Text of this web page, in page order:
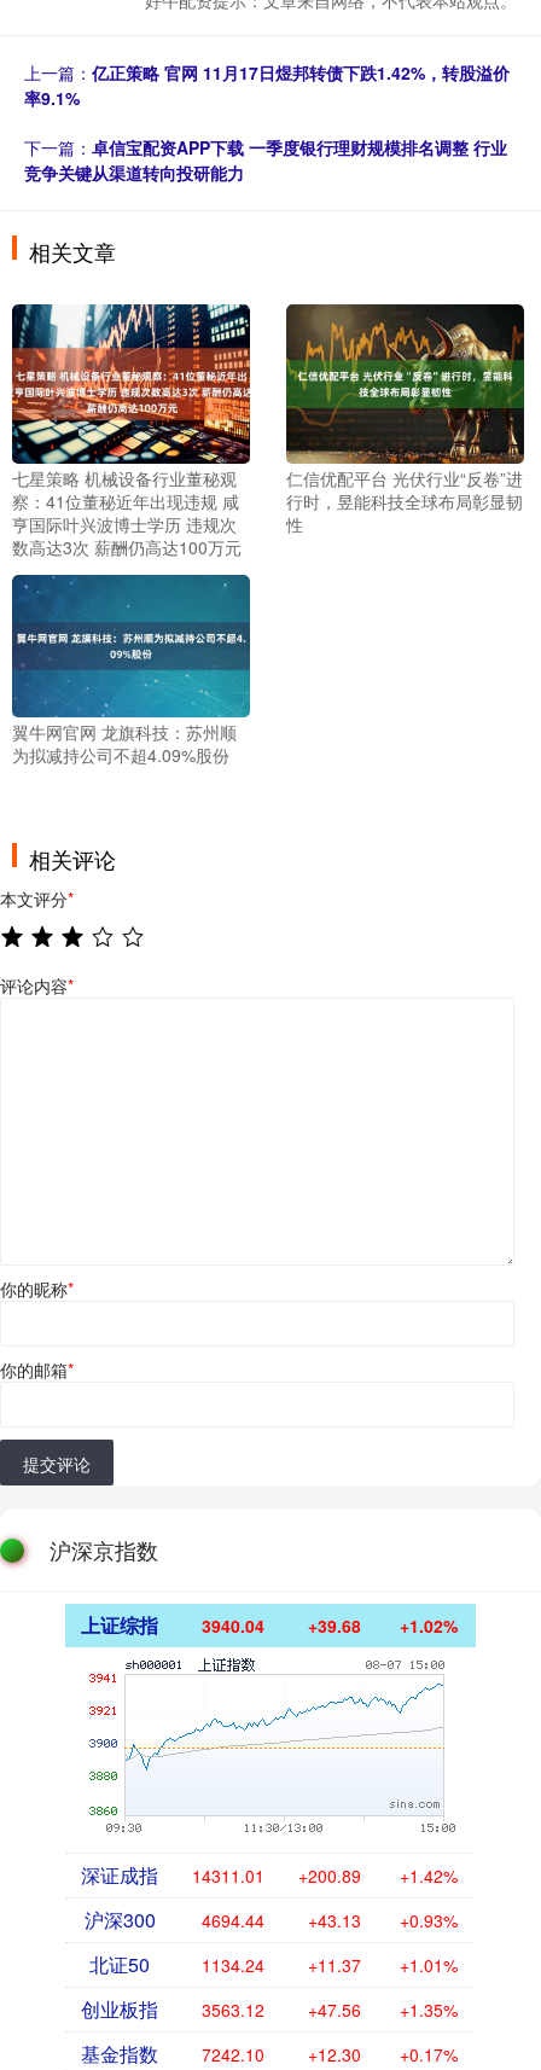
上一篇： 亿正策略 官网 11月17日煜邦转债下跌1.42%，转股溢价
率9.1%
下一篇： 卓信宝配资APP下载 一季度银行理财规模排名调整 行业
竞争关键从渠道转向投研能力
相关文章
七星策略 机械设备行业董秘观
察：41位董秘近年出现违规 咸
亨国际叶兴波博士学历 违规次
数高达3次 薪酬仍高达100万元
仁信优配平台 光伏行业“反卷”进
行时，昱能科技全球布局彰显韧
性
翼牛网官网 龙旗科技：苏州顺
为拟减持公司不超4.09%股份
相关评论
本文评分*
评论内容*
你的昵称*
你的邮箱*
提交评论
沪深京指数
上证综指 3940.04 +39.68 +1.02%
深证成指 14311.01 +200.89 +1.42%
沪深300 4694.44 +43.13 +0.93%
北证50 1134.24 +11.37 +1.01%
创业板指 3563.12 +47.56 +1.35%
基金指数 7242.10 +12.30 +0.17%